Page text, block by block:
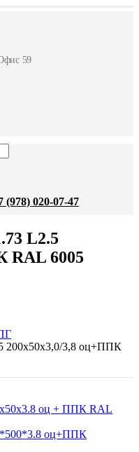
59
(978) 020-07-47
L2.5
RAL 6005
200x50x3,0/3,8 оц+ППК
оц + ППК RAL
оц+ППК